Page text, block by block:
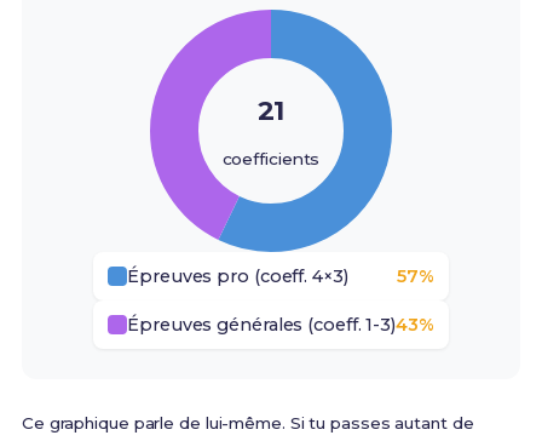
21
coefficients
Épreuves pro (coeff. 4×3) 57%
Épreuves générales (coeff. 1-3)43%
Ce graphique parle de lui-même. Si tu passes autant de